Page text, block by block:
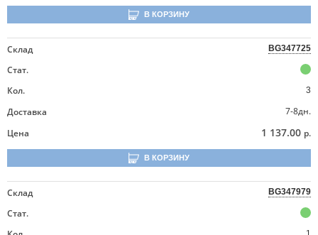
В КОРЗИНУ
Склад BG347725
Стат.
Кол.
3
Доставка
7-8дн.
Цена
1 137.00 р.
В КОРЗИНУ
Склад BG347979
Стат.